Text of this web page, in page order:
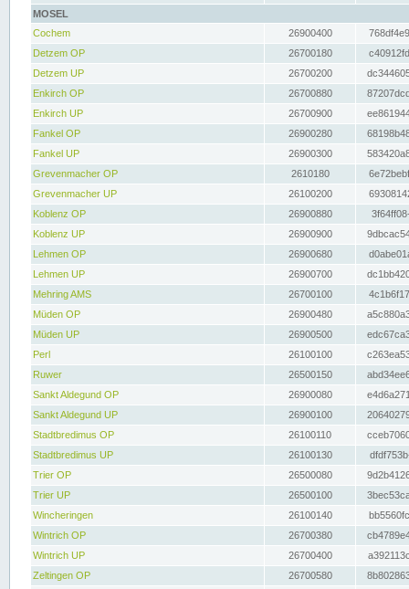
MOSEL
Cochem
26900400
Detzem OP
26700180
Detzem UP
26700200
Enkirch OP
26700880
Enkirch UP
26700900
Fankel OP
26900280
Fankel UP
26900300
Grevenmacher OP
2610180
Grevenmacher UP
26100200
Koblenz OP
26900880
Koblenz UP
26900900
Lehmen OP
26900680
Lehmen UP
26900700
Mehring AMS
26700100
Müden OP
26900480
Müden UP
26900500
Perl
26100100
Ruwer
26500150
Sankt Aldegund OP
26900080
Sankt Aldegund UP
26900100
Stadtbredimus OP
26100110
Stadtbredimus UP
26100130
Trier OP
26500080
Trier UP
26500100
Wincheringen
26100140
Wintrich OP
26700380
Wintrich UP
26700400
Zeltingen OP
26700580